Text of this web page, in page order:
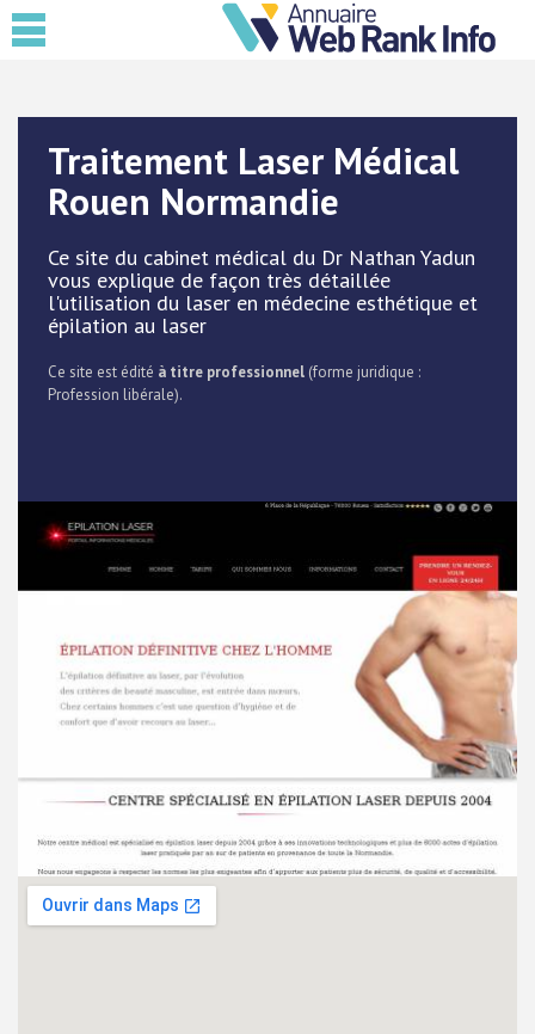
Traitement Laser Médical
Rouen Normandie
Ce site du cabinet médical du Dr Nathan Yadun
vous explique de façon très détaillée
l'utilisation du laser en médecine esthétique et
épilation au laser
Ce site est édité à titre professionnel (forme juridique :
Profession libérale).